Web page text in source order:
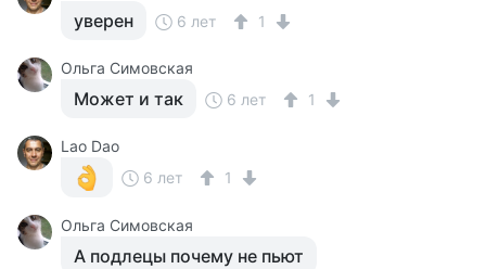
уверен 6 лет 1
Ольга Симовская
Может и так 6 лет 1
Lao Dao
6 лет
1
Ольга Симовская
А подлецы почему не пьют